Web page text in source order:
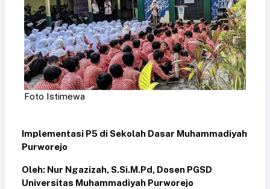
Foto Istimewa
Implementasi P5 di Sekolah Dasar Muhammadiyah
Purworejo
Oleh: Nur Ngazizah, S.Si.M.Pd, Dosen PGSD
Universitas Muhammadiyah Purworejo